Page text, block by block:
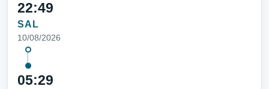
22:49
SAL
10/08/2026
05:29